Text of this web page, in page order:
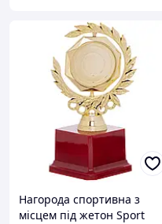
Нагорода спортивна з
місцем під жетон Sport